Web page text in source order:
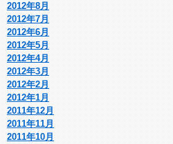
2012年8月
2012年7月
2012年6月
2012年5月
2012年4月
2012年3月
2012年2月
2012年1月
2011年12月
2011年11月
2011年10月